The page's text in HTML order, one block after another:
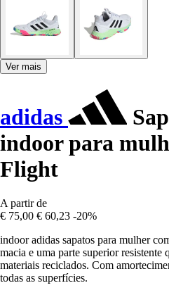
Ver mais
adidas
indoor para
Flight
A partir de
€ 75,00 € 60,23 -20%
indoor adidas sapatos para mulher
macia e uma parte superior resistente
materiais reciclados. Com
todas as superfícies.